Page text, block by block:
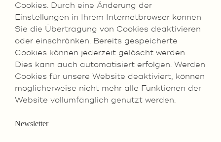
Cookies. Durch eine Änderung der
Einstellungen in Ihrem Internetbrowser können
Sie die Übertragung von Cookies deaktivieren
oder einschränken. Bereits gespeicherte
Cookies können jederzeit gelöscht werden.
Dies kann auch automatisiert erfolgen. Werden
Cookies für unsere Website deaktiviert, können
möglicherweise nicht mehr alle Funktionen der
Website vollumfänglich genutzt werden.
Newsletter